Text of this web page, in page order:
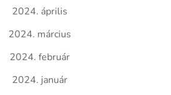
2024. április
2024. március
2024. február
2024. január